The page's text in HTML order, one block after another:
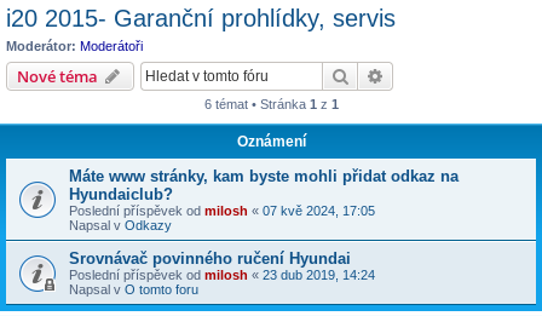
i20 2015- Garanční prohlídky, servis
Moderátor: Moderátoři
Nové téma Hledat
6 témat • Stránka 1 z 1
Oznámení
Máte www stránky, kam byste mohli přidat odkaz na
Hyundaiclub?
Poslední příspěvek od milosh « 07 kvě 2024, 17:05
Napsal v Odkazy
Srovnávač povinného ručení Hyundai
Poslední příspěvek od milosh « 23 dub 2019, 14:24
Napsal v O tomto foru